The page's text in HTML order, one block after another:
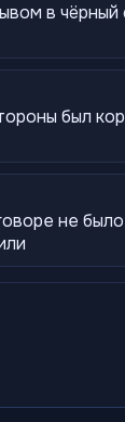
в чёрный
был
не